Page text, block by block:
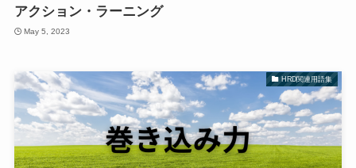
アクション・ラーニング
May 5, 2023
HRD関連用語集